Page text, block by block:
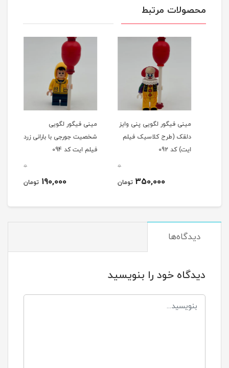
محصولات مرتبط
مینی فیگور لگویی پنی وایز
دلقک (طرح کلاسیک فیلم
ایت) کد 092
350,000 تومان
مینی فیگور لگویی
شخصیت جورجی با بارانی زرد
فیلم ایت کد 094
190,000 تومان
دیدگاه‌ها
دیدگاه خود را بنویسید